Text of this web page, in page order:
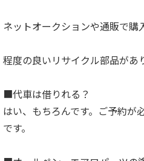
ネットオークションや通販で購
程度の良いリサイクル部品があ
■代車は借りれる？
はい、もちろんです。ご予約が
です。